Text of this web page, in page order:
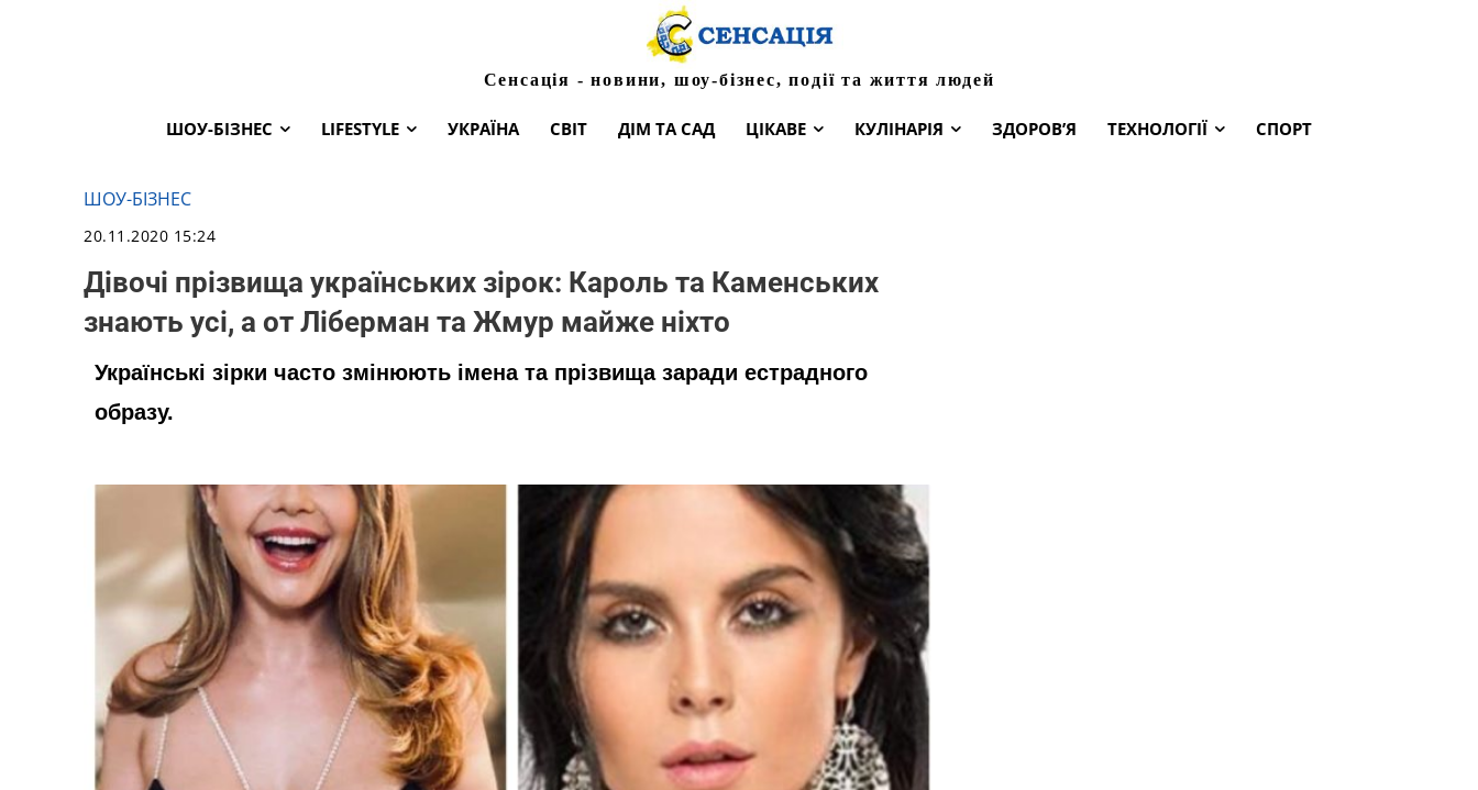
Сенсація - новини, шоу-бізнес, події та життя людей
ШОУ-БІЗНЕС LIFESTYLE УКРАЇНА СВІТ ДІМ ТА САД ЦІКАВЕ КУЛІНАРІЯ ЗДОРОВ’Я ТЕХНОЛОГІЇ СПОРТ
ШОУ-БІЗНЕС
20.11.2020 15:24
Дівочі прізвища українських зірок: Кароль та Каменських
знають усі, а от Ліберман та Жмур майже ніхто
Українські зірки часто змінюють імена та прізвища заради естрадного
образу.